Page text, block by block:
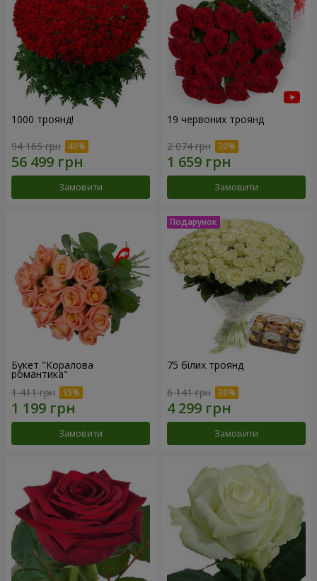
1000 троянд!
94 165 грн
Замовити
19 червоних троянд
2 074 грн
Замовити
Букет "Коралова
романтика"
1 411 грн
Замовити
75 білих троянд
6 141 грн
Замовити